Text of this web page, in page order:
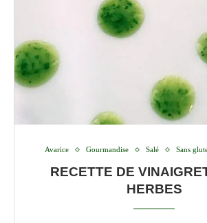
Avarice Gourmandise Salé Sans
RECETTE DE
HERBES